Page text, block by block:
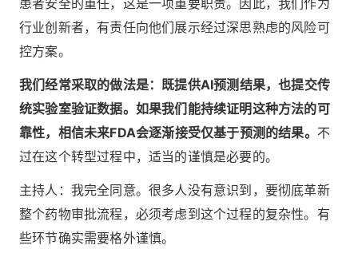
行业创新者，有责任向他们展示经过深思熟虑的风险可
控方案。
我们经常采取的做法是：既提供AI预测结果，也提交传
统实验室验证数据。如果我们能持续证明这种方法的可
靠性，相信未来FDA会逐渐接受仅基于预测的结果。 不
过在这个转型过程中，适当的谨慎是必要的。
主持人：我完全同意。很多人没有意识到，要彻底革新
整个药物审批流程，必须考虑到这个过程的复杂性。有
些环节确实需要格外谨慎。